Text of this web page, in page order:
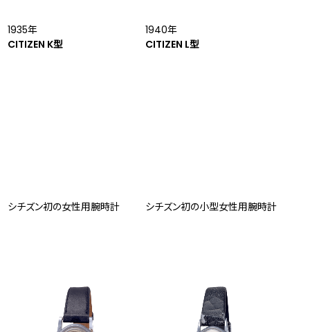
1935年
CITIZEN K型
シチズン初の女性用腕時計
1940年
CITIZEN L型
シチズン初の小型女性用腕時計